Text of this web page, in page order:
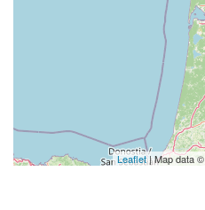
Leaflet| Map data ©